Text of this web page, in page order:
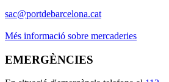
sac@portdebarcelona.cat
Més informació sobre mercaderies
EMERGÈNCIES